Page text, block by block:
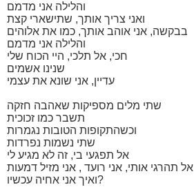
והלילה אני מדמם
ואני צריך אותך, שתישארי קצת
בבקשה, אני אוהב אותך, כמו את אלוהים
והלילה אני מדמם
חכי, אל תלכי, היי הכוח שלי
שנינו אשמים
עדיין, אני שונא את עצמי
שתי מלים מספיקות שאהבה חזקה
תשבר כמו זכוכית
וכשהתקופות הטובות נגמרות
שתי נשמות נפרדות
אל תפגעי בי, זה לא מגיע לי
אל תהרגי אותי, אני רועד , אני מזיל דמעות
ואיך אני אחיה עכשיו?